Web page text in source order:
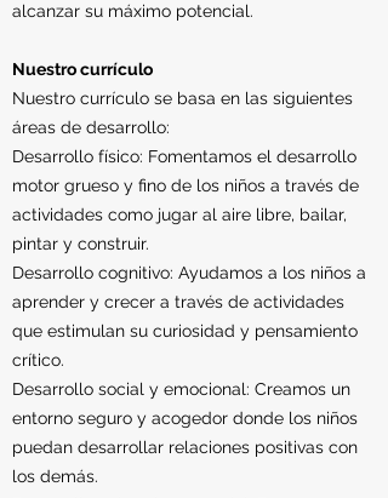
alcanzar su máximo potencial.
Nuestro currículo
Nuestro currículo se basa en las siguientes
áreas de desarrollo:
Desarrollo físico: Fomentamos el desarrollo
motor grueso y fino de los niños a través de
actividades como jugar al aire libre, bailar,
pintar y construir.
Desarrollo cognitivo: Ayudamos a los niños a
aprender y crecer a través de actividades
que estimulan su curiosidad y pensamiento
crítico.
Desarrollo social y emocional: Creamos un
entorno seguro y acogedor donde los niños
puedan desarrollar relaciones positivas con
los demás.